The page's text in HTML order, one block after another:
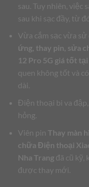
sau. Tuy nhiên, việc
sau khi sạc đầy, từ
Vừa cắm sạc vừa sử
ứng, thay pin, sửa
12 Pro 5G giá tốt
quen không tốt và
dài.
Điện thoại bi va
hỏng.
Viên pin Thay màn
chữa Điện thoại
Nha Trangđã cũ kỹ,
được thay mới.